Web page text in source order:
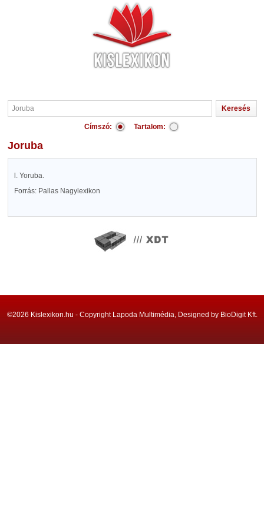
Címszó: Tartalom:
Joruba
l. Yoruba.
Forrás: Pallas Nagylexikon
©2026 Kislexikon.hu - Copyright Lapoda Multimédia, Designed by BioDigit Kft.